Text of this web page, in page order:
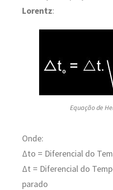
Lorentz:
Equação de
Onde:
Δtο = Diferencial do
Δt = Diferencial do
parado